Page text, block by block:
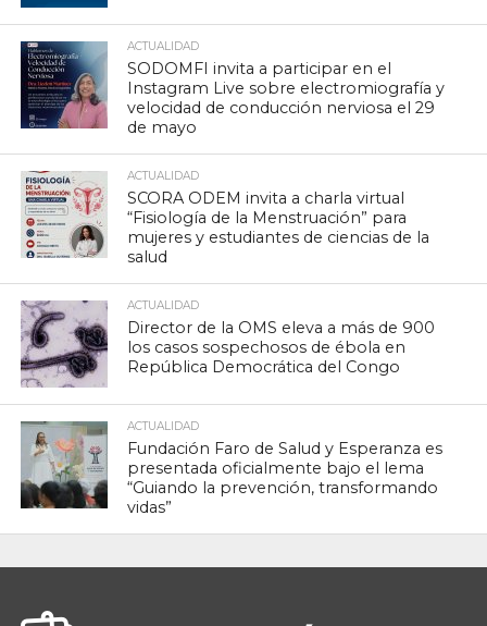
ACTUALIDAD
SODOMFI invita a participar en el
Instagram Live sobre electromiografía y
velocidad de conducción nerviosa el 29
de mayo
ACTUALIDAD
SCORA ODEM invita a charla virtual
“Fisiología de la Menstruación” para
mujeres y estudiantes de ciencias de la
salud
ACTUALIDAD
Director de la OMS eleva a más de 900
los casos sospechosos de ébola en
República Democrática del Congo
ACTUALIDAD
Fundación Faro de Salud y Esperanza es
presentada oficialmente bajo el lema
“Guiando la prevención, transformando
vidas”